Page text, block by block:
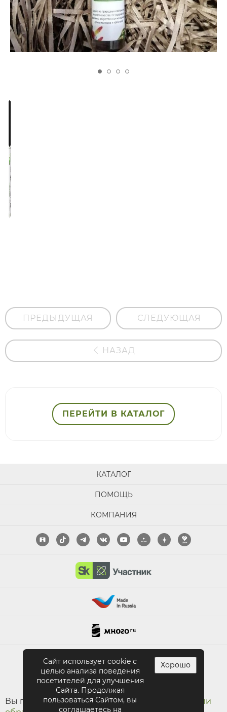
ПРЕДЫДУЩАЯ СЛЕДУЮЩАЯ
НАЗАД
ПЕРЕЙТИ В КАТАЛОГ
КАТАЛОГ
ПОМОЩЬ
КОМПАНИЯ
ПОЛНАЯ ВЕРСИЯ САЙТА
Вы принимаете условияполитики в отношении
Сайт использует cookie с
целью анализа поведения
посетителей для улучшения
Сайта. Продолжая
пользоваться Сайтом, вы
соглашаетесь на
Хорошо